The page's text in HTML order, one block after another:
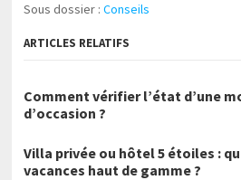
Sous dossier :Conseils
ARTICLES RELATIFS
Comment vérifier l’état d’une
d’occasion ?
Villa privée ou hôtel 5 étoiles :
vacances haut de gamme ?